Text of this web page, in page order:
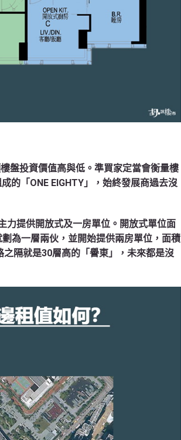
盤投資價值高與低。準買家定當會衡量樓
的「ONE EIGHTY」，始終發展商過去沒
力提供開放式及一房單位。開放式單位面
為一層兩伙，並開始提供兩房單位，面積
隔就是30層高的「譽東」，未來都是沒